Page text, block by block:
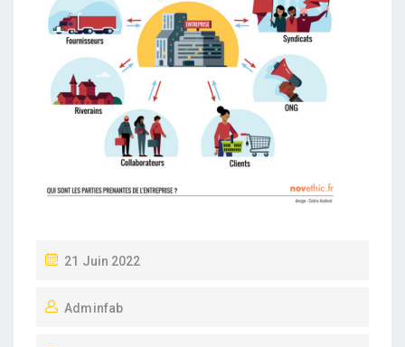
P
S
21 Juin 2022
Adminfab